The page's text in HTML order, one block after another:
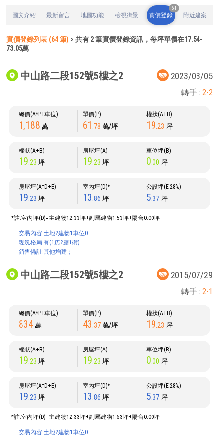
圖文介紹 最新留言 地圖功能 檢視街景 實價登錄
64
附近建案
實價登錄列表 (64 筆) > 共有 2 筆實價登錄資訊，每坪單價在17.54-
73.05萬
中山路二段152號5樓之2 2023/03/05
轉手 : 2-2
總價(A*P+車位)
1,188 萬
單價(P)
61 .78 萬/坪
權狀(A+B)
19 .23 坪
權狀(A+B)
19 .23 坪
房屋坪(A)
19 .23 坪
車位坪(B)
0 .00 坪
房屋坪(A=D+E)
19 .23 坪
室內坪(D)*
13 .86 坪
公設坪(E‧28%)
5 .37坪
*註:室內坪(D)=主建物12.33坪+副屬建物1.53坪+陽台0.00坪
交易內容:土地2建物1車位0
現況格局:有(1房2廳1衛)
銷售備註:其他增建；
中山路二段152號5樓之2 2015/07/29
轉手 : 2-1
總價(A*P+車位)
834萬
單價(P)
43 .37萬/坪
權狀(A+B)
19 .23 坪
權狀(A+B)
19 .23 坪
房屋坪(A)
19 .23 坪
車位坪(B)
0 .00 坪
房屋坪(A=D+E)
19 .23 坪
室內坪(D)*
13 .86 坪
公設坪(E‧28%)
5 .37坪
*註:室內坪(D)=主建物12.33坪+副屬建物1.53坪+陽台0.00坪
交易內容:土地2建物1車位0